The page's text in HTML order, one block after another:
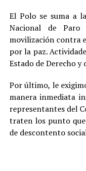
El Polo se suma a
Nacional de
movilización contra
por la paz.
Estado de Derecho
Por último, le
manera inmediata
representantes del
traten los punto
de descontento